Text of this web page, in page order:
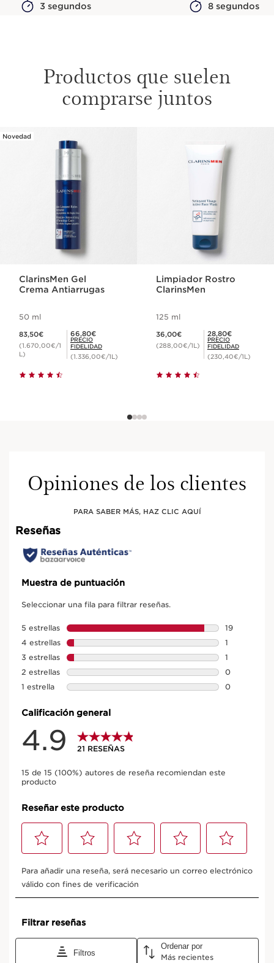
3 segundos 8 segundos
Productos que suelen
comprarse juntos
IR AL CONTENIDO
Novedad
ClarinsMen Gel
Crema Antiarrugas
50 ml
83,50€
(1.670,00€/1
L)
Precio Fidelidad 66,80€
66,80€
PRECIO
FIDELIDAD
(1.336,00€/1L)
Limpiador Rostro
ClarinsMen
125 ml
36,00€
(288,00€/1L)
Precio Fidelidad 28,80€
28,80€
PRECIO
FIDELIDAD
(230,40€/1L)
Opiniones de los clientes
PARA SABER MÁS, HAZ CLIC AQUÍ